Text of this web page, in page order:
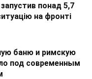
понад 5,7
на фронті
баню и римскую
под современным